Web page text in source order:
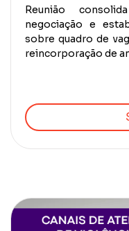
Reunião
negociação e
sobre quadro de
reincorporação de